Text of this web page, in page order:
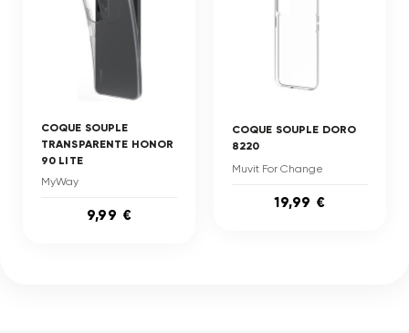
COQUE SOUPLE
TRANSPARENTE HONOR
90 LITE
MyWay
9,99 €
COQUE SOUPLE DORO
8220
Muvit For Change
19,99 €